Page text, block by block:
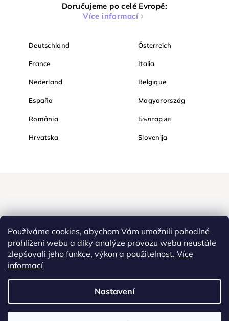
Používáme cookies, abychom Vám umožnili pohodlné
prohlížení webu a díky analýze provozu webu neustále
zlepšovali jeho funkce, výkon a použitelnost. Více
informací
Nastavení
Doručujeme po celé Evropě:
Více informací
Deutschland Österreich
France Italia
Nederland Belgique
España Magyarország
România България
Hrvatska Slovenija
Nakupujte na Diamondi bezpečně a bez obav. Díky HTTPS
podobě.